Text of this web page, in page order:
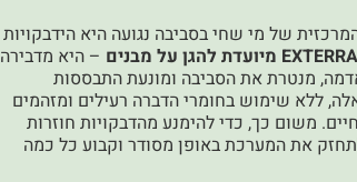
של מי שחי בסביבה נגועה היא הידבקויות
EXTERRA מיועדת להגן על מבנים
– היא מדבירה
מנטרת את הסביבה ומונעת התבססות
ללא שימוש בחומרי הדברה רעילים ומזהמים
משום כך, כדי להימנע מהדבקויות חוזרות
את המערכת באופן מסודר וקבוע כל כמה